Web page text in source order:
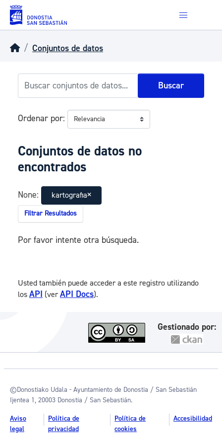
Skip to main content
Conjuntos de datos
Buscar
Ordenar por
Conjuntos de datos no
encontrados
None: kartografia
Filtrar Resultados
Por favor intente otra búsqueda.
Usted también puede acceder a este registro utilizando
los API (verAPI Docs).
Gestionado por:
©Donostiako Udala - Ayuntamiento de Donostia / San Sebastián
Ijentea 1, 20003 Donostia / San Sebastián.
Aviso
legal
Política de
privacidad
Política de
cookies
Accesibilidad